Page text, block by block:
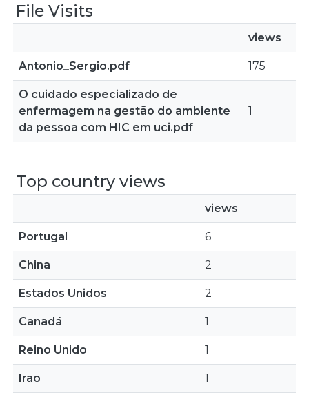
File Visits
views
Antonio_Sergio.pdf 175
O cuidado especializado de
enfermagem na gestão do ambiente
da pessoa com HIC em uci.pdf
1
Top country views
views
Portugal 6
China 2
Estados Unidos 2
Canadá 1
Reino Unido 1
Irão 1